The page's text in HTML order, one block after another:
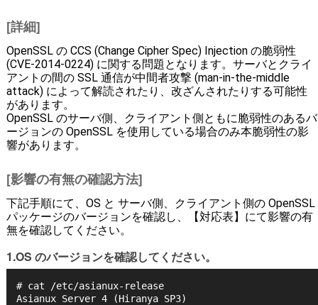
[詳細]
OpenSSL の CCS (Change Cipher Spec) Injection の脆弱性
(CVE-2014-0224) に関する問題となります。サーバとクライ
アントの間の SSL 通信が中間者攻撃 (man-in-the-middle
attack) によって解読されたり、改ざんされたりする可能性
があります。
OpenSSL のサーバ側、クライアント側ともに脆弱性のあるバ
ージョンの OpenSSL を使用している場合のみ本脆弱性の影
響があります。
[影響の有無の確認方法]
下記手順にて、OS と サーバ側、クライアント側の OpenSSL
パッケージのバージョンを確認し、【対応表】にて影響の有
無を確認してください。
1.OS のバージョンを確認してください。
# cat /etc/asianux-release
Asianux Server 4 (Hiranya SP3)